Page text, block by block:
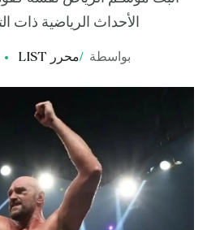
الأحداث الرياضية ذات
بواسطة /محرر LIST